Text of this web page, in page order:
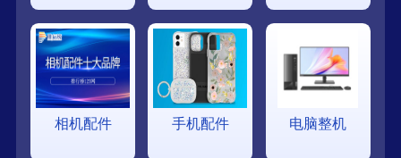
相机配件 手机配件 电脑整机